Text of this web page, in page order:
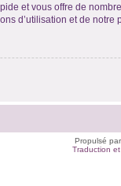
et vous offre de
d’utilisation et de
Propulsé par
Traduction